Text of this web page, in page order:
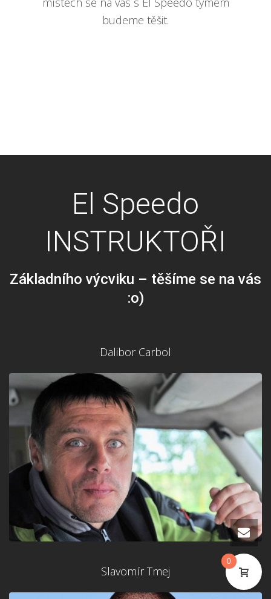
budeme těšit.
El Speedo
INSTRUKTOŘI
Základního výcviku – těšíme se na vás
:o)
Dalibor Carbol
Slavomír Tmej
0